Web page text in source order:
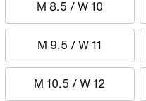
M 8.5 / W 10
M 9.5 / W 11
M 10.5 / W 12